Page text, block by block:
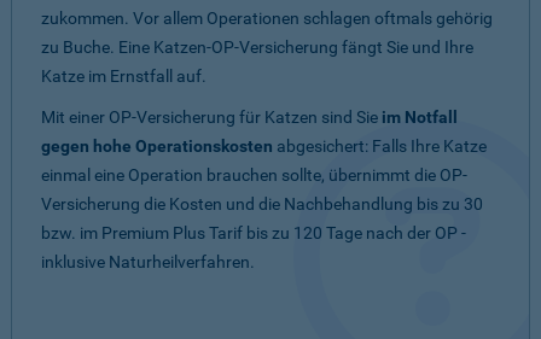
zukommen. Vor allem Operationen schlagen oftmals gehörig
zu Buche. Eine Katzen-OP-Versicherung fängt Sie und Ihre
Katze im Ernstfall auf.
Mit einer OP-Versicherung für Katzen sind Sie im Notfall
gegen hohe Operationskosten abgesichert: Falls Ihre Katze
einmal eine Operation brauchen sollte, übernimmt die OP-
Versicherung die Kosten und die Nachbehandlung bis zu 30
bzw. im Premium Plus Tarif bis zu 120 Tage nach der OP -
inklusive Naturheilverfahren.